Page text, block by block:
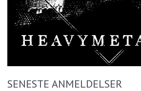
SENESTE ANMELDELSER